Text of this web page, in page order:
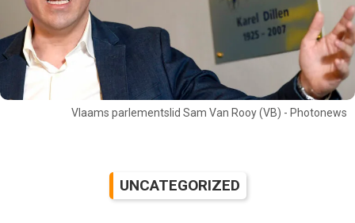
Vlaams parlementslid Sam Van Rooy (VB) - Photonews
UNCATEGORIZED